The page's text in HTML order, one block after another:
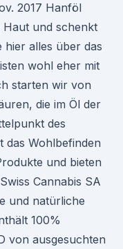
2017 Hanföl
Haut und schenkt
hier alles über das
wohl eher mit
starten wir von
die im Öl der
des
das Wohlbefinden
und bieten
Cannabis SA
und natürliche
100%
von ausgesuchten